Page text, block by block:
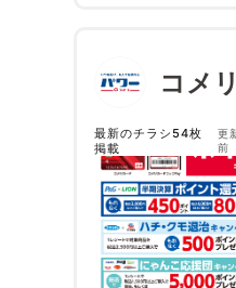
コメ
最新のチラシ54枚
掲載
更
前